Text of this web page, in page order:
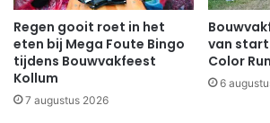
Regen gooit roet in het
eten bij Mega Foute Bingo
tijdens Bouwvakfeest
Kollum
7 augustus 2026
van
Color
6